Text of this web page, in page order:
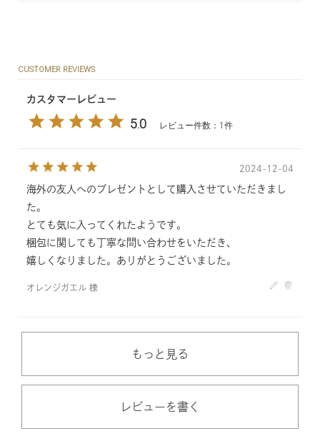
CUSTOMER REVIEWS
カスタマーレビュー
5.0 レビュー件数：1件
2024-12-04
海外の友人へのプレゼントとして購入させていただきまし
た。
とても気に入ってくれたようです。
梱包に関しても丁寧な問い合わせをいただき、
嬉しくなりました。ありがとうございました。
オレンジガエル 様
もっと見る
レビューを書く